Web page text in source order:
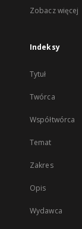
Zobacz więcej
Indeksy
Tytuł
Twórca
Współtwórca
Temat
Zakres
Opis
Wydawca